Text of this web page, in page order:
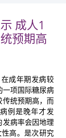
成人1
预期高
成年期发病较
一项国际糖尿病
传统预期高，而
例是晚年才发
发病率会因地理
高。是次研究